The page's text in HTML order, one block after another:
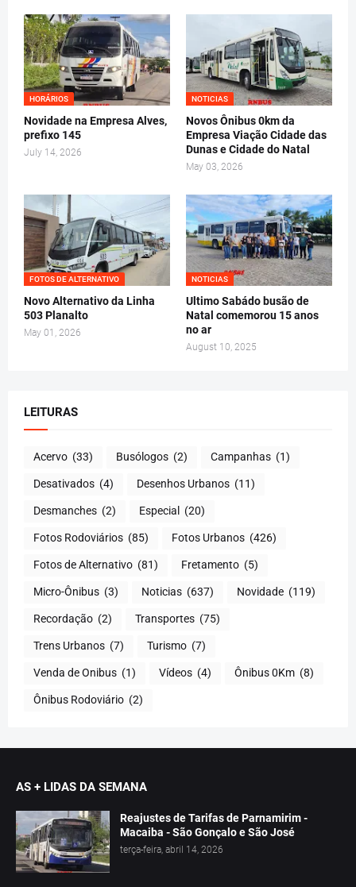
HORÁRIOS
Novidade na Empresa Alves,
prefixo 145
July 14, 2026
NOTICIAS
Novos Ônibus 0km da
Empresa Viação Cidade das
Dunas e Cidade do Natal
May 03, 2026
FOTOS DE ALTERNATIVO
Novo Alternativo da Linha
503 Planalto
May 01, 2026
NOTICIAS
Ultimo Sabádo busão de
Natal comemorou 15 anos
no ar
August 10, 2025
LEITURAS
Acervo (33) Busólogos (2) Campanhas (1)
Desativados (4) Desenhos Urbanos (11)
Desmanches (2) Especial (20)
Fotos Rodoviários (85) Fotos Urbanos (426)
Fotos de Alternativo (81) Fretamento (5)
Micro-Ônibus (3) Noticias (637) Novidade (119)
Recordação (2) Transportes (75)
Trens Urbanos (7) Turismo (7)
Venda de Onibus (1) Vídeos (4) Ônibus 0Km (8)
Ônibus Rodoviário (2)
AS + LIDAS DA SEMANA
Reajustes de Tarifas de Parnamirim -
Macaiba - São Gonçalo e São José
terça-feira, abril 14, 2026